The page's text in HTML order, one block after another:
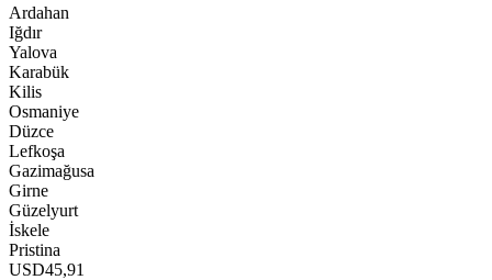
Ardahan
Iğdır
Yalova
Karabük
Kilis
Osmaniye
Düzce
Lefkoşa
Gazimağusa
Girne
Güzelyurt
İskele
Pristina
USD45,91